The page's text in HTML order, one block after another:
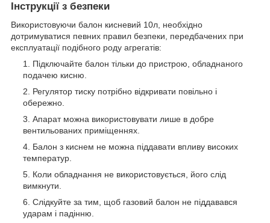
Інструкції з безпеки
Використовуючи балон кисневий 10л, необхідно
дотримуватися певних правил безпеки, передбачених при
експлуатації подібного роду агрегатів:
Підключайте балон тільки до пристрою, обладнаного
подачею кисню.
Регулятор тиску потрібно відкривати повільно і
обережно.
Апарат можна використовувати лише в добре
вентильованих приміщеннях.
Балон з киснем не можна піддавати впливу високих
температур.
Коли обладнання не використовується, його слід
вимкнути.
Слідкуйте за тим, щоб газовий балон не піддавався
ударам і падінню.